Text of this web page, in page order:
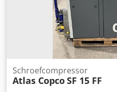
productieproces. Crodpfx Aev
Copco Model: SF8 + FF HC
Geïnstalleerd vermogen: 7,4
werkdruk: 9,75 bar
1.700x760x1.850 mm
Schroefcompressor
Atlas CopcoSF 15 FF